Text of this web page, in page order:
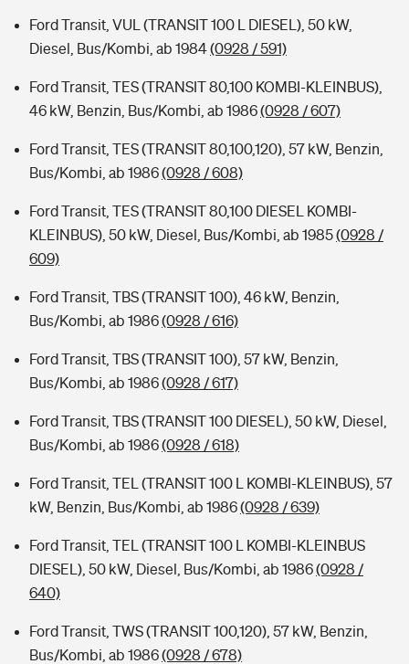
Ford Transit, VUL (TRANSIT 100 L DIESEL), 50 kW,
Diesel, Bus/Kombi, ab 1984(0928 / 591)
Ford Transit, TES (TRANSIT 80,100 KOMBI-KLEINBUS),
46 kW, Benzin, Bus/Kombi, ab 1986(0928 / 607)
Ford Transit, TES (TRANSIT 80,100,120), 57 kW, Benzin,
Bus/Kombi, ab 1986(0928 / 608)
Ford Transit, TES (TRANSIT 80,100 DIESEL KOMBI-
KLEINBUS), 50 kW, Diesel, Bus/Kombi, ab 1985(0928 /
609)
Ford Transit, TBS (TRANSIT 100), 46 kW, Benzin,
Bus/Kombi, ab 1986(0928 / 616)
Ford Transit, TBS (TRANSIT 100), 57 kW, Benzin,
Bus/Kombi, ab 1986(0928 / 617)
Ford Transit, TBS (TRANSIT 100 DIESEL), 50 kW, Diesel,
Bus/Kombi, ab 1986(0928 / 618)
Ford Transit, TEL (TRANSIT 100 L KOMBI-KLEINBUS), 57
kW, Benzin, Bus/Kombi, ab 1986(0928 / 639)
Ford Transit, TEL (TRANSIT 100 L KOMBI-KLEINBUS
DIESEL), 50 kW, Diesel, Bus/Kombi, ab 1986(0928 /
640)
Ford Transit, TWS (TRANSIT 100,120), 57 kW, Benzin,
Bus/Kombi, ab 1986(0928 / 678)